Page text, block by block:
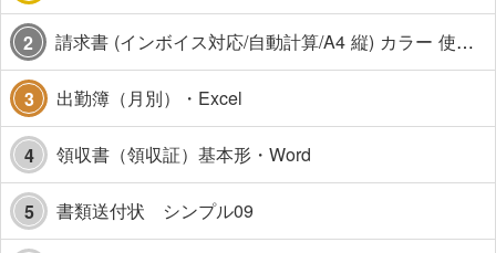
2 請求書 (インボイス対応/自動計算/A4 縦) カラー 使い方解説あり
3 出勤簿（月別）・Excel
4 領収書（領収証）基本形・Word
5 書類送付状 シンプル09